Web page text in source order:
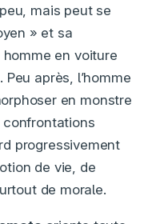
mais peut se
» et sa
en voiture
après, l’homme
en monstre
confrontations
progressivement
de vie, de
de morale.